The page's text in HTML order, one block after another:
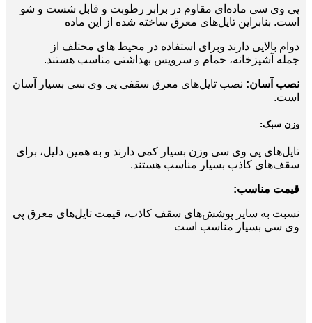
پی وی سی ماده‌ای مقاوم در برابر رطوبت و قابل شست و شو
است. بنابراین تایل‌های معرق ساخته شده از این ماده
دوام بالایی دارند وبرای استفاده در محیط‌ های مختلف از
جمله آشپزخانه، حمام و سرویس بهداشتی مناسب هستند.
نصب آسان: نصب تایل‌های معرق سقفی پی وی سی بسیار آسان
است.
وزن سبک:
تایل‌های پی وی سی وزن بسیار کمی دارند و به همین دلیل، برای
سقف‌های کاذب بسیار مناسب هستند.
قیمت مناسب:
نسبت به سایر پوشش‌های سقف کاذب، قیمت تایل‌های معرق پی
وی سی بسیار مناسب است